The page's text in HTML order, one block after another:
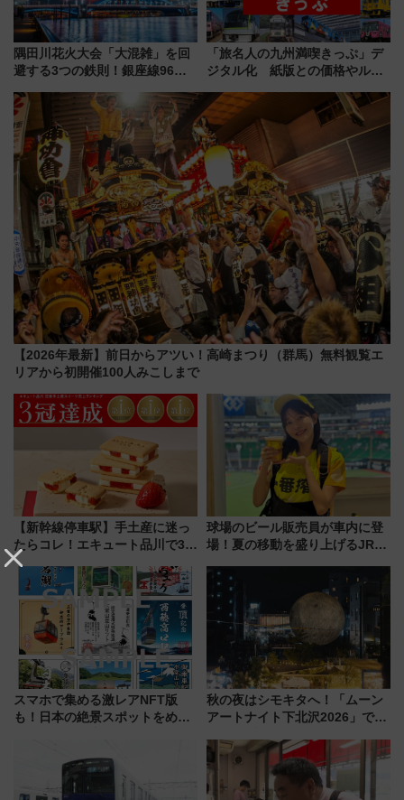
隅田川花火大会「大混雑」を回
避する3つの鉄則！銀座線96本
ツリー駅の規制まとめ 7/25開催
（2026年）
「旅名人の九州満喫きっぷ」デ
ジタル化 紙版との価格やルー
【2026年最新】前日からアツい！高崎まつり（群馬）無料観覧エ
リアから初開催100人みこしまで
【新幹線停車駅】手土産に迷っ
たらコレ！エキュート品川で3年
連続売上1位を獲得した定番手土
産スイーツとは？
球場のビール販売員が車内に登
場！夏の移動を盛り上げるJR九
月7日限定 ソフトバンクホーク
スとコラボ
スマホで集める激レアNFT版
も！日本の絶景スポットをめぐ
秋の夜はシモキタへ！「ムーン
アートナイト下北沢2026」でイ
を満喫しよう